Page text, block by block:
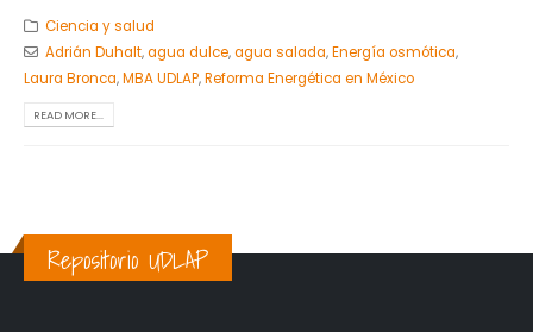
Ciencia y salud
Adrián Duhalt,agua dulce,agua salada,Energía osmótica,
Laura Bronca,MBA UDLAP,Reforma Energética en México
READ MORE...
Repositorio UDLAP